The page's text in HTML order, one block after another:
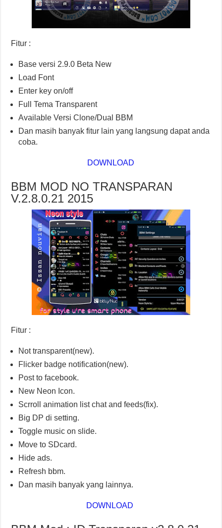
Fitur :
Base versi 2.9.0 Beta New
Load Font
Enter key on/off
Full Tema Transparent
Available Versi Clone/Dual BBM
Dan masih banyak fitur lain yang langsung dapat anda
coba.
DOWNLOAD
BBM MOD NO TRANSPARAN
V.2.8.0.21 2015
Fitur :
Not transparent(new).
Flicker badge notification(new).
Post to facebook.
New Neon Icon.
Scrroll animation list chat and feeds(fix).
Big DP di setting.
Toggle music on slide.
Move to SDcard.
Hide ads.
Refresh bbm.
Dan masih banyak yang lainnya.
DOWNLOAD